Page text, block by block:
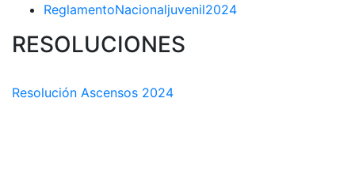
ReglamentoNacionaljuvenil2024
RESOLUCIONES
Resolución Ascensos 2024